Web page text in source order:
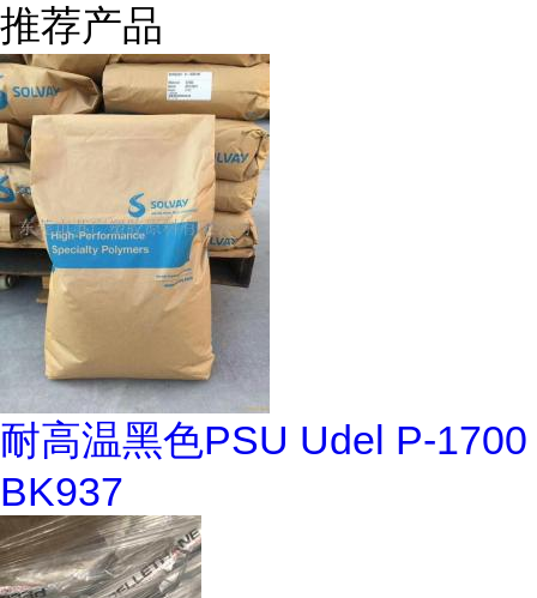
推荐产品
耐高温黑色PSU Udel P-1700
BK937